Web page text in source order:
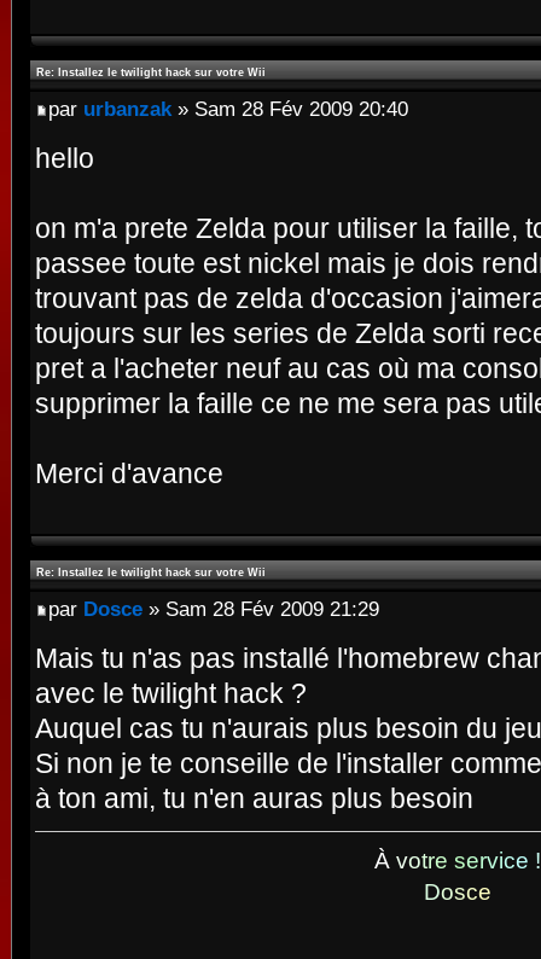
Re: Installez le twilight hack sur votre Wii
par urbanzak» Sam 28 Fév 2009 20:40
hello
on m'a prete Zelda pour utiliser la faille,
passee toute est nickel mais je dois
trouvant pas de zelda d'occasion
toujours sur les series de Zelda sorti
pret a l'acheter neuf au cas où ma
supprimer la faille ce ne me sera pas
Merci d'avance
Re: Installez le twilight hack sur votre Wii
par Dosce » Sam 28 Fév 2009 21:29
Mais tu n'as pas installé l'homebrew
avec le twilight hack ?
Auquel cas tu n'aurais plus besoin du
Si non je te conseille de l'installer
à ton ami, tu n'en auras plus besoin
À votre service !
Dosce